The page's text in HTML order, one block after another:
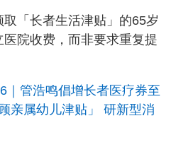
「长者生活津贴」的65岁
院收费，而非要求重复提
｜管浩鸣倡增长者医疗券至
亲属幼儿津贴」 研新型消